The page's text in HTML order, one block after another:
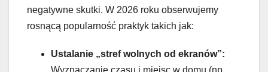
negatywne skutki. W 2026 roku obserwujemy
rosnącą popularność praktyk takich jak:
Ustalanie „stref wolnych od ekranów”:
Wyznaczanie czasu i miejsc w domu (np.